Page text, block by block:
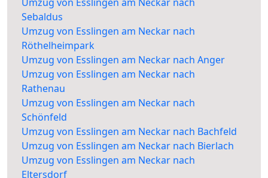
Sebaldus
Umzug von Esslingen am Neckar nach
Röthelheimpark
Umzug von Esslingen am Neckar nach Anger
Umzug von Esslingen am Neckar nach
Rathenau
Umzug von Esslingen am Neckar nach
Schönfeld
Umzug von Esslingen am Neckar nach Bachfeld
Umzug von Esslingen am Neckar nach Bierlach
Umzug von Esslingen am Neckar nach
Eltersdorf